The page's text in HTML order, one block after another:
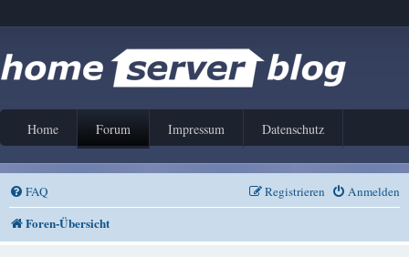
Home Forum Impressum Datenschutz
FAQ Anmelden
Registrieren
Foren-Übersicht